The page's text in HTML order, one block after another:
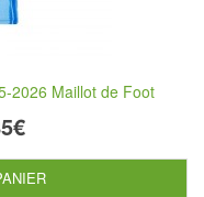
2026 Maillot de Foot